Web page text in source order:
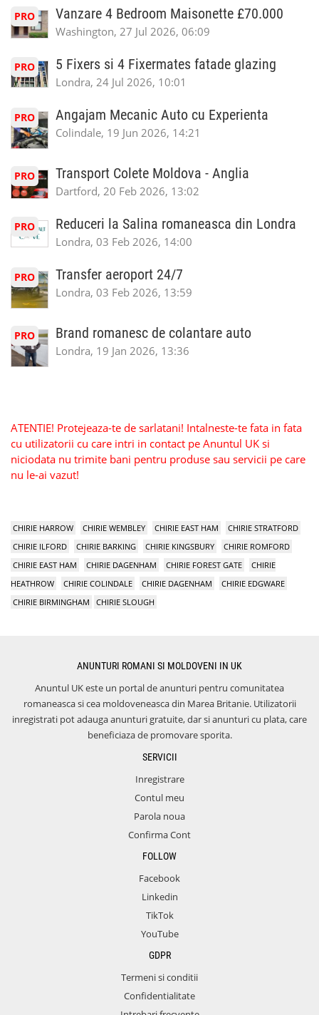
PRO Vanzare 4 Bedroom Maisonette £70.000
Washington, 27 Jul 2026, 06:09
PRO 5 Fixers si 4 Fixermates fatade glazing
Londra, 24 Jul 2026, 10:01
PRO Angajam Mecanic Auto cu Experienta
Colindale, 19 Jun 2026, 14:21
PRO Transport Colete Moldova - Anglia
Dartford, 20 Feb 2026, 13:02
PRO Reduceri la Salina romaneasca din Londra
Londra, 03 Feb 2026, 14:00
PRO Transfer aeroport 24/7
Londra, 03 Feb 2026, 13:59
PRO Brand romanesc de colantare auto
Londra, 19 Jan 2026, 13:36
ATENTIE! Protejeaza-te de sarlatani! Intalneste-te fata in fata
cu utilizatorii cu care intri in contact pe Anuntul UK si
niciodata nu trimite bani pentru produse sau servicii pe care
nu le-ai vazut!
CHIRIE HARROW CHIRIE WEMBLEY CHIRIE EAST HAM
CHIRIE STRATFORD
CHIRIE ILFORD
CHIRIE BARKING CHIRIE KINGSBURY
CHIRIE ROMFORD
CHIRIE EAST HAM
CHIRIE DAGENHAM CHIRIE FOREST GATE
CHIRIE
HEATHROW
CHIRIE COLINDALE CHIRIE DAGENHAM
CHIRIE EDGWARE
CHIRIE BIRMINGHAM
CHIRIE SLOUGH
ANUNTURI ROMANI SI MOLDOVENI IN UK
Anuntul UK este un portal de anunturi pentru comunitatea
romaneasca si cea moldoveneasca din Marea Britanie. Utilizatorii
inregistrati pot adauga anunturi gratuite, dar si anunturi cu plata, care
beneficiaza de promovare sporita.
SERVICII
Inregistrare
Contul meu
Parola noua
Confirma Cont
FOLLOW
Facebook
Linkedin
TikTok
YouTube
GDPR
Termeni si conditii
Confidentialitate